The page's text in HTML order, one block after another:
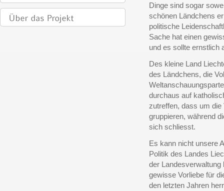
Dinge sind sogar
schönen Ländchens
politische
Sache hat einen
und es sollte ernstlich
Des kleine Land
des Ländchens, die
durchaus auf
zutreffen, dass um
gruppieren, während
sich schliesst.
Es kann nicht unsere
Politik des Landes
der Landesverwaltung
gewisse Vorliebe für
den letzten Jahren